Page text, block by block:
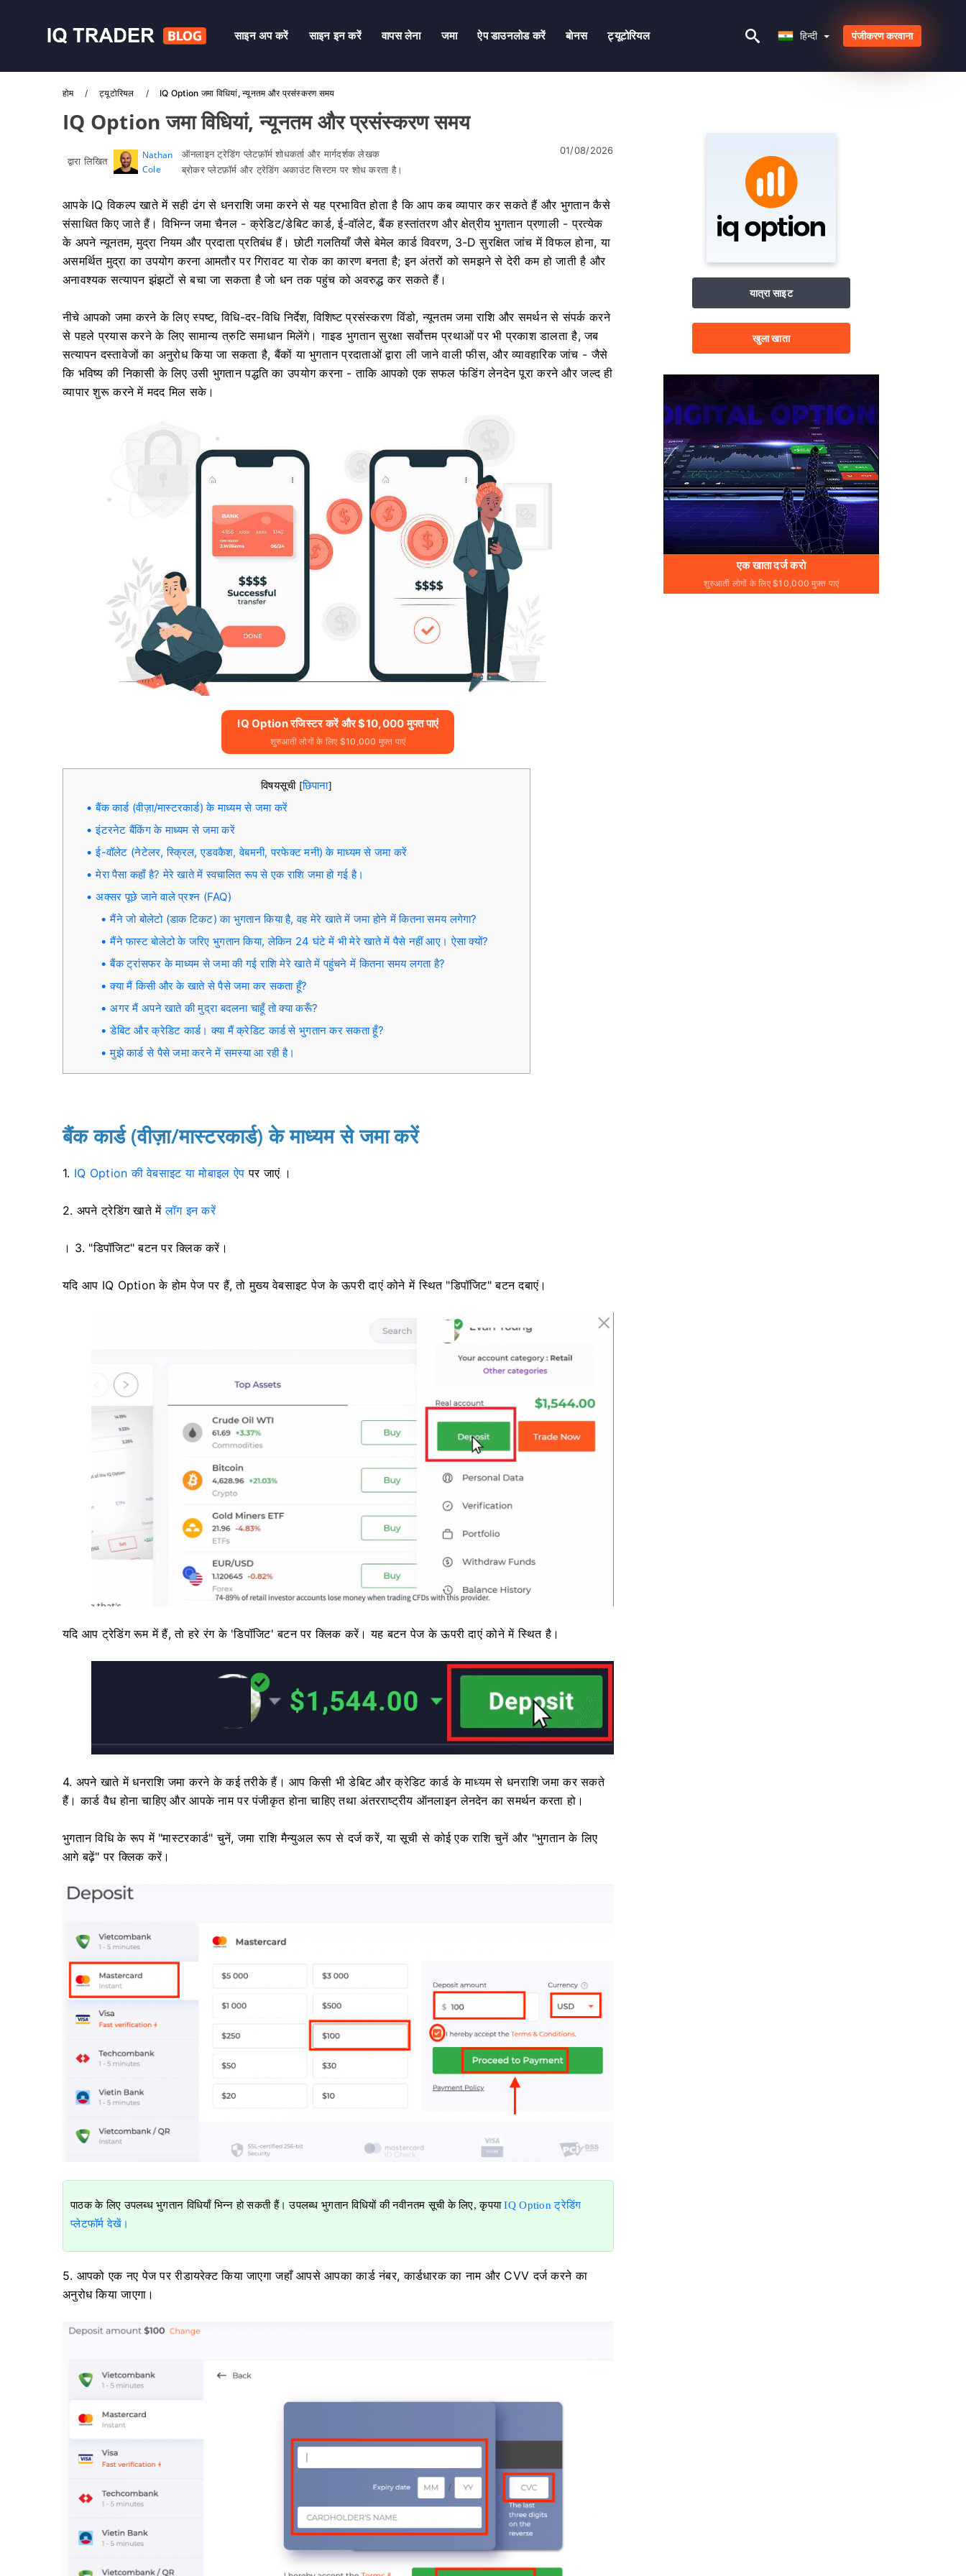
साइन अप करें साइन इन करें वापस लेना जमा ऐप डाउनलोड करें बोनस ट्यूटोरियल हिन्दी पंजीकरण करवाना
होम ट्यूटोरियल IQ Option जमा विधियां, न्यूनतम और प्रसंस्करण समय
IQ Option जमा विधियां, न्यूनतम और प्रसंस्करण समय
द्वारा लिखित
Nathan
Cole
ऑनलाइन ट्रेडिंग प्लेटफ़ॉर्म शोधकर्ता और मार्गदर्शक लेखक
ब्रोकर प्लेटफ़ॉर्म और ट्रेडिंग अकाउंट सिस्टम पर शोध करता है।
01/08/2026
आपके IQ विकल्प खाते में सही ढंग से धनराशि जमा करने से यह प्रभावित होता है कि आप कब व्यापार कर सकते हैं और भुगतान कैसे
संसाधित किए जाते हैं। विभिन्न जमा चैनल - क्रेडिट/डेबिट कार्ड, ई-वॉलेट, बैंक हस्तांतरण और क्षेत्रीय भुगतान प्रणाली - प्रत्येक
के अपने न्यूनतम, मुद्रा नियम और प्रदाता प्रतिबंध हैं। छोटी गलतियाँ जैसे बेमेल कार्ड विवरण, 3‑D सुरक्षित जांच में विफल होना, या
असमर्थित मुद्रा का उपयोग करना आमतौर पर गिरावट या रोक का कारण बनता है; इन अंतरों को समझने से देरी कम हो जाती है और
अनावश्यक सत्यापन झंझटों से बचा जा सकता है जो धन तक पहुंच को अवरुद्ध कर सकते हैं।
नीचे आपको जमा करने के लिए स्पष्ट, विधि-दर-विधि निर्देश, विशिष्ट प्रसंस्करण विंडो, न्यूनतम जमा राशि और समर्थन से संपर्क करने
से पहले प्रयास करने के लिए सामान्य त्रुटि समाधान मिलेंगे। गाइड भुगतान सुरक्षा सर्वोत्तम प्रथाओं पर भी प्रकाश डालता है, जब
सत्यापन दस्तावेजों का अनुरोध किया जा सकता है, बैंकों या भुगतान प्रदाताओं द्वारा ली जाने वाली फीस, और व्यावहारिक जांच - जैसे
कि भविष्य की निकासी के लिए उसी भुगतान पद्धति का उपयोग करना - ताकि आपको एक सफल फंडिंग लेनदेन पूरा करने और जल्द ही
व्यापार शुरू करने में मदद मिल सके।
IQ Option रजिस्टर करें और $10,000 मुफ्त पाएं
शुरुआती लोगों के लिए $10,000 मुफ़्त पाएं
विषयसूची [छिपाना]
बैंक कार्ड (वीज़ा/मास्टरकार्ड) के माध्यम से जमा करें
इंटरनेट बैंकिंग के माध्यम से जमा करें
ई-वॉलेट (नेटेलर, स्क्रिल, एडवकैश, वेबमनी, परफेक्ट मनी) के माध्यम से जमा करें
मेरा पैसा कहाँ है? मेरे खाते में स्वचालित रूप से एक राशि जमा हो गई है।
अक्सर पूछे जाने वाले प्रश्न (FAQ)
मैंने जो बोलेटो (डाक टिकट) का भुगतान किया है, वह मेरे खाते में जमा होने में कितना समय लगेगा?
मैंने फास्ट बोलेटो के जरिए भुगतान किया, लेकिन 24 घंटे में भी मेरे खाते में पैसे नहीं आए। ऐसा क्यों?
बैंक ट्रांसफर के माध्यम से जमा की गई राशि मेरे खाते में पहुंचने में कितना समय लगता है?
क्या मैं किसी और के खाते से पैसे जमा कर सकता हूँ?
अगर मैं अपने खाते की मुद्रा बदलना चाहूँ तो क्या करूँ?
डेबिट और क्रेडिट कार्ड। क्या मैं क्रेडिट कार्ड से भुगतान कर सकता हूँ?
मुझे कार्ड से पैसे जमा करने में समस्या आ रही है।
बैंक कार्ड (वीज़ा/मास्टरकार्ड) के माध्यम से जमा करें
1. IQ Option की वेबसाइट या मोबाइल ऐप पर जाएं ।
2. अपने ट्रेडिंग खाते मेंलॉग इन करें
। 3. "डिपॉजिट" बटन पर क्लिक करें।
यदि आप IQ Option के होम पेज पर हैं, तो मुख्य वेबसाइट पेज के ऊपरी दाएं कोने में स्थित "डिपॉजिट" बटन दबाएं।
यदि आप ट्रेडिंग रूम में हैं, तो हरे रंग के 'डिपॉजिट' बटन पर क्लिक करें। यह बटन पेज के ऊपरी दाएं कोने में स्थित है।
4. अपने खाते में धनराशि जमा करने के कई तरीके हैं। आप किसी भी डेबिट और क्रेडिट कार्ड के माध्यम से धनराशि जमा कर सकते
हैं। कार्ड वैध होना चाहिए और आपके नाम पर पंजीकृत होना चाहिए तथा अंतरराष्ट्रीय ऑनलाइन लेनदेन का समर्थन करता हो।
भुगतान विधि के रूप में "मास्टरकार्ड" चुनें, जमा राशि मैन्युअल रूप से दर्ज करें, या सूची से कोई एक राशि चुनें और "भुगतान के लिए
आगे बढ़ें" पर क्लिक करें।
पाठक के लिए उपलब्ध भुगतान विधियाँ भिन्न हो सकती हैं। उपलब्ध भुगतान विधियों की नवीनतम सूची के लिए, कृपयाIQ Option ट्रेडिंग
प्लेटफॉर्म देखें।
5. आपको एक नए पेज पर रीडायरेक्ट किया जाएगा जहाँ आपसे आपका कार्ड नंबर, कार्डधारक का नाम और CVV दर्ज करने का
अनुरोध किया जाएगा।
यात्रा साइट
खुला खाता
एक खाता दर्ज करो
शुरुआती लोगों के लिए $10,000 मुफ़्त पाएं